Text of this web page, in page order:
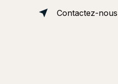
Contactez-nous